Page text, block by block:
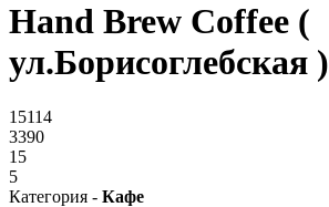
Hand Brew Coffee (
ул.Борисоглебская )
15114
3390
15
5
Категория - Кафе